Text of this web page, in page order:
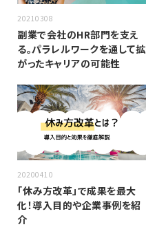
20210308
副業で会社のHR部門を支え
る。パラレルワークを通して拡
がったキャリアの可能性
20200410
「休み方改革」で成果を最大
化！導入目的や企業事例を紹
介